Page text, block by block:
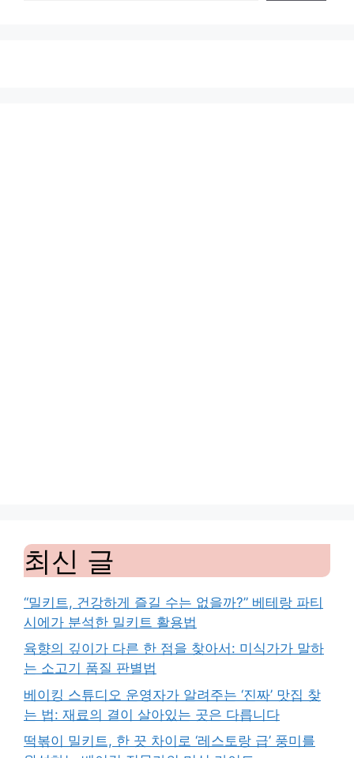
최신 글
“밀키트, 건강하게 즐길 수는 없을까?” 베테랑 파티
시에가 분석한 밀키트 활용법
육향의 깊이가 다른 한 점을 찾아서: 미식가가 말하
는 소고기 품질 판별법
베이킹 스튜디오 운영자가 알려주는 ‘진짜’ 맛집 찾
는 법: 재료의 결이 살아있는 곳은 다릅니다
떡볶이 밀키트, 한 끗 차이로 ‘레스토랑 급’ 풍미를